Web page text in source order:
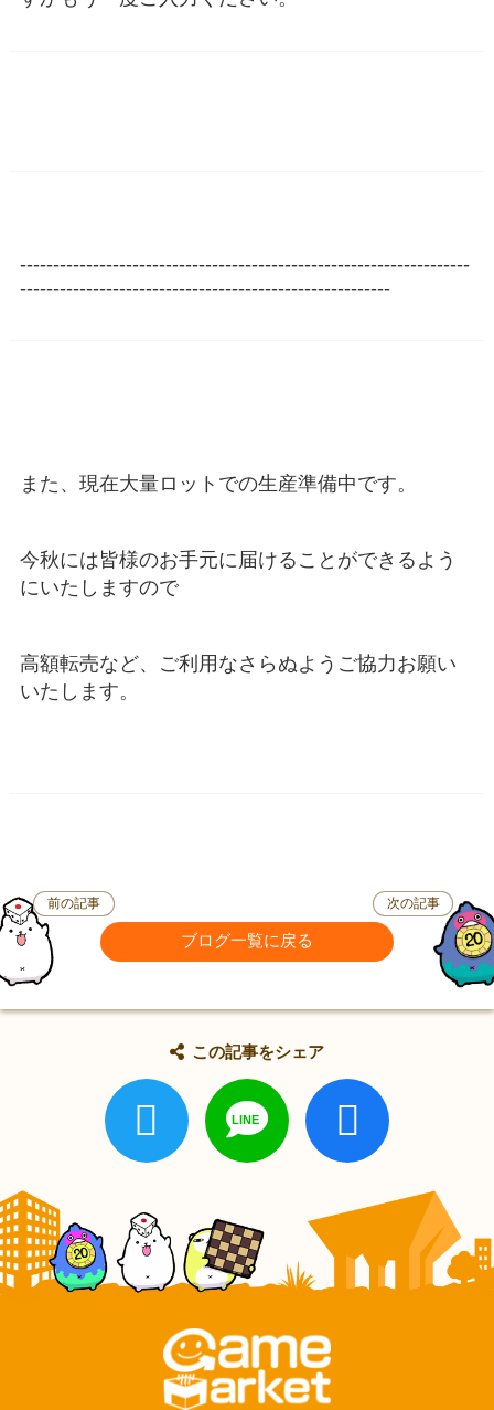
--------------------------------------------------------------------
--------------------------------------------------------
また、現在大量ロットでの生産準備中です。
今秋には皆様のお手元に届けることができるよう
にいたしますので
高額転売など、ご利用なさらぬようご協力お願い
いたします。
前の記事
ブログ一覧に戻る
次の記事
この記事をシェア